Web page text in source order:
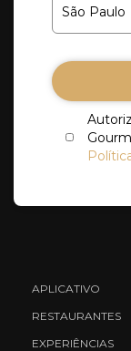
APLICATIVO
RESTAURANTES
EXPERIÊNCIAS